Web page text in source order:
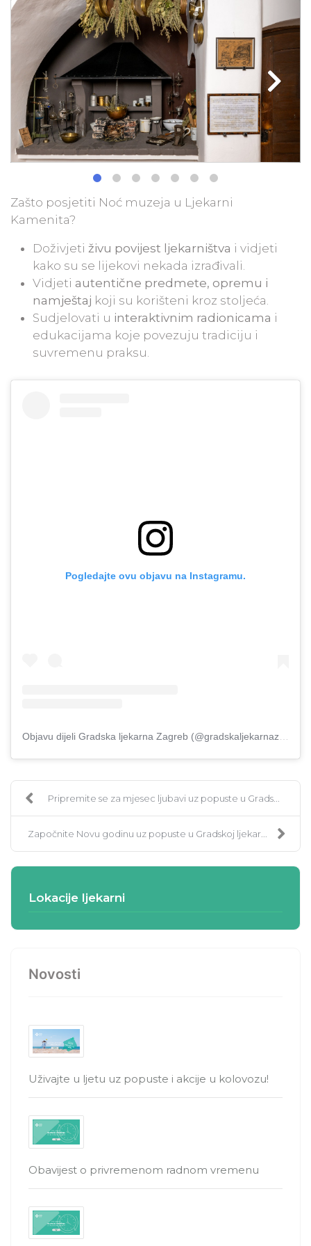
Zašto posjetiti Noć muzeja u Ljekarni
Kamenita?
Doživjeti živu povijest ljekarništva i vidjeti
kako su se lijekovi nekada izrađivali.
Vidjeti autentične predmete, opremu i
namještaj koji su korišteni kroz stoljeća.
Sudjelovati u interaktivnim radionicama i
edukacijama koje povezuju tradiciju i
suvremenu praksu.
Pogledajte ovu objavu na Instagramu.
Pripremite se za mjesec ljubavi uz popuste u Grads...
Započnite Novu godinu uz popuste u Gradskoj ljekar...
Lokacije ljekarni
Novosti
Uživajte u ljetu uz popuste i akcije u kolovozu!
Obavijest o privremenom radnom vremenu